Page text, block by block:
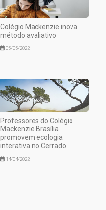
Colégio Mackenzie inova
método avaliativo
05/05/2022
Professores do Colégio
Mackenzie Brasília
promovem ecologia
interativa no Cerrado
14/04/2022